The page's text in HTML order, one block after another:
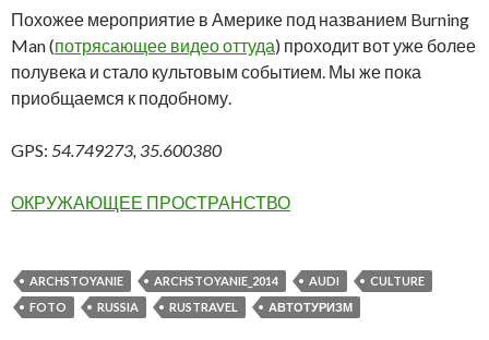
Похожее мероприятие в Америке под названием Burning
Man (потрясающее видео оттуда) проходит вот уже более
полувека и стало культовым событием. Мы же пока
приобщаемся к подобному.
GPS: 54.749273, 35.600380
ОКРУЖАЮЩЕЕ ПРОСТРАНСТВО
ARCHSTOYANIE ARCHSTOYANIE_2014 AUDI
CULTURE
FOTO
RUSSIA RUSTRAVEL АВТОТУРИЗМ